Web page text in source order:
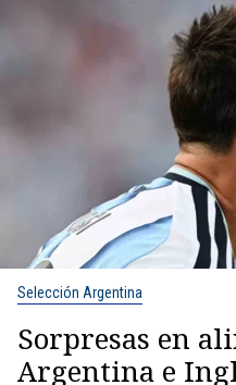
Selección Argentina
Sorpresas en
Argentina e